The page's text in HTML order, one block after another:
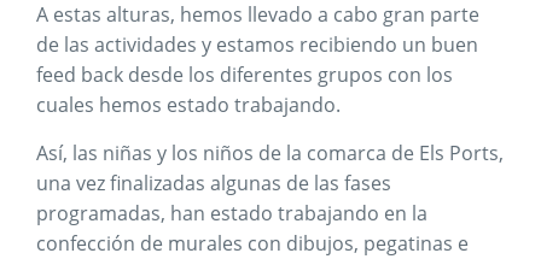
A estas alturas, hemos llevado a cabo gran parte
de las actividades y estamos recibiendo un buen
feed back desde los diferentes grupos con los
cuales hemos estado trabajando.
Así, las niñas y los niños de la comarca de Els Ports,
una vez finalizadas algunas de las fases
programadas, han estado trabajando en la
confección de murales con dibujos, pegatinas e